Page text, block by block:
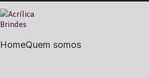
Home
Quem somos